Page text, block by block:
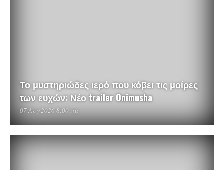
Το μυστηριώδες ιερό που κόβει τις μοίρες
των ευχών: Νέο trailer Onimusha
07 Αυγ 2026 8:00 πμ